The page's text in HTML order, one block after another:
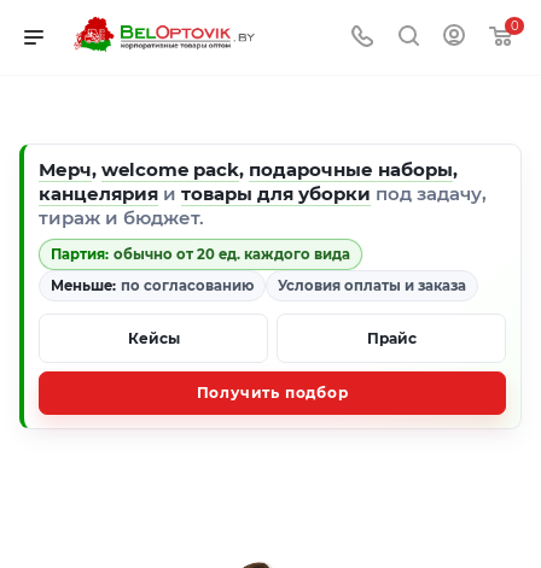
0
Мерч, welcome pack, подарочные наборы,
канцелярия и товары для уборки под задачу,
тираж и бюджет.
Партия: обычно от 20 ед. каждого вида
Меньше: по согласованию Условия оплаты и заказа
Кейсы Прайс
Получить подбор